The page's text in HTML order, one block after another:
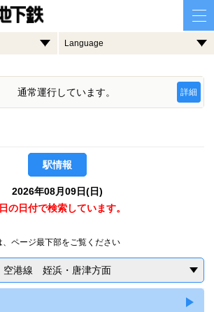
Language
通常運行しています。 詳細
駅情報
2026年08月09日(日)
の日付で検索しています。
ページ最下部をご覧ください
空港線 姪浜・唐津方面